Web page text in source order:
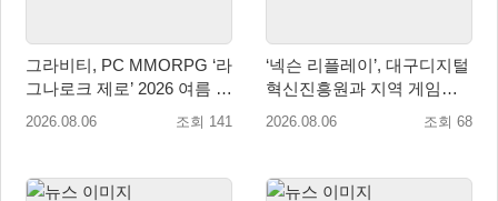
그라비티, PC MMORPG ‘라
그나로크 제로’ 2026 여름 프
로모션 진행!
2026.08.06 조회 141
‘넥슨 리플레이’, 대구디지털
혁신진흥원과 지역 게임산
업 육성 위한 업무협약 체결
2026.08.06 조회 68